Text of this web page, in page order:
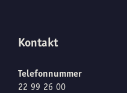
Kontakt
Telefonnummer
22 99 26 00